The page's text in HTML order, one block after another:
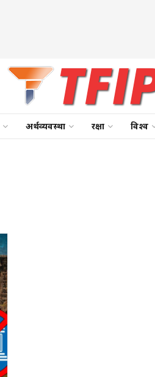
अर्थव्यवस्था रक्षा विश्व